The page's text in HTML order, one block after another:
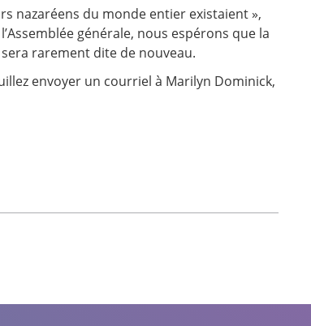
nazaréens du monde entier existaient »,
générale, nous espérons que la
rarement dite de nouveau.
envoyer un courriel à Marilyn Dominick,